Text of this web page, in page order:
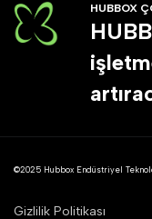
HUBBOX
©2025 Hubbox Endüstriyel
Gizlilik Politikası